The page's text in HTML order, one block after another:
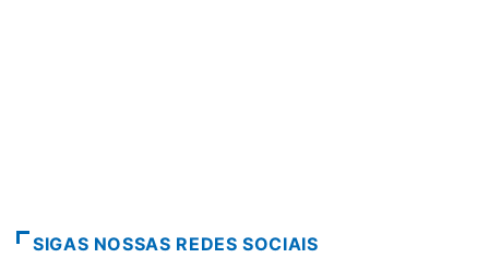
SIGAS NOSSAS REDES SOCIAIS